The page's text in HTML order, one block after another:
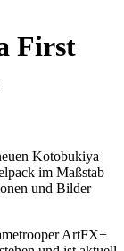
First
Kotobukiya
im Maßstab
und Bilder
ArtFX+